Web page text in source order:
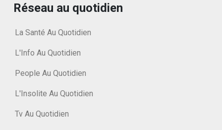
Réseau au quotidien
La Santé Au Quotidien
L'Info Au Quotidien
People Au Quotidien
L'Insolite Au Quotidien
Tv Au Quotidien